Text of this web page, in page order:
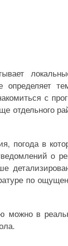
с
отдельного
погода в
о
по
можно в